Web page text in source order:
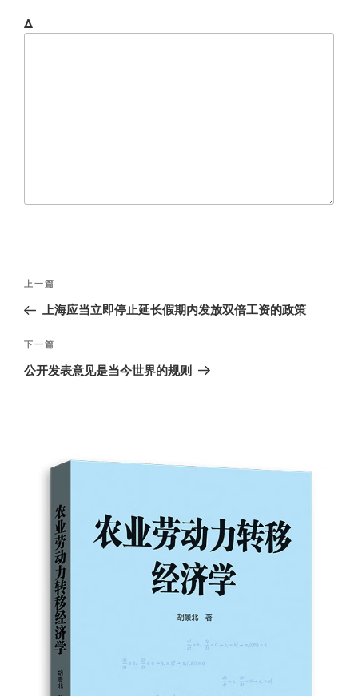
Δ
文
导
航
上
一
文
章
上一篇
上海应当立即停止延长假期内发放双倍工资的政策
下
一
下一篇
公开发表意见是当今世界的规则